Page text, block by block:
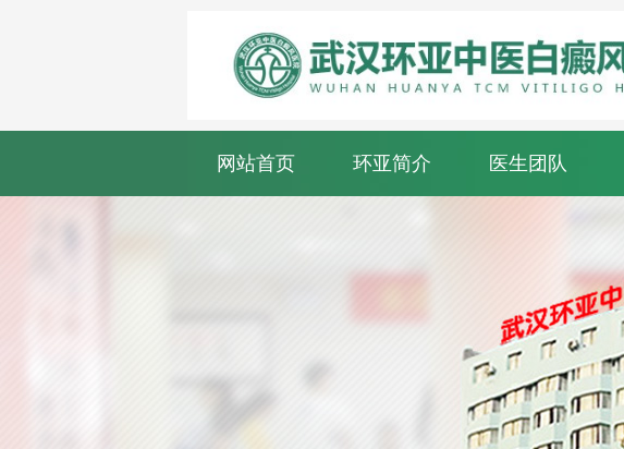
网站首页 环亚简介 医生团队